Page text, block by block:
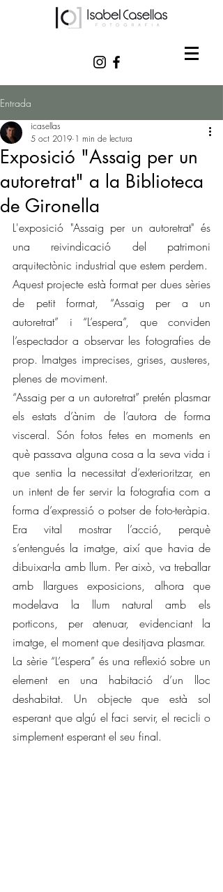
Entrada
Exposició "Assaig per un
autoretrat" a la Biblioteca
de Gironella
icasellas
5 oct 2019 1 min de lectura
L'exposició "Assaig per un autoretrat" és
una reivindicació del patrimoni
arquitectònic industrial que estem perdem.
Aquest projecte està format per dues sèries
de petit format, “Assaig per a un
autoretrat” i “L’espera”, que conviden
l’espectador a observar les fotografies de
prop. Imatges imprecises, grises, austeres,
plenes de moviment.
“Assaig per a un autoretrat” pretén plasmar
els estats d’ànim de l’autora de forma
visceral. Són fotos fetes en moments en
què passava alguna cosa a la seva vida i
que sentia la necessitat d’exterioritzar, en
un intent de fer servir la fotografia com a
forma d’expressió o potser de foto-teràpia.
Era vital mostrar l’acció, perquè
s’entengués la imatge, així que havia de
dibuixar-la amb llum. Per això, va treballar
amb llargues exposicions, alhora que
modelava la llum natural amb els
porticons, per atenuar, evidenciant la
imatge, el moment que desitjava plasmar.
La sèrie “L’espera” és una reflexió sobre un
element en una habitació d’un lloc
deshabitat. Un objecte que està sol
esperant que algú el faci servir, el recicli o
simplement esperant el seu final.